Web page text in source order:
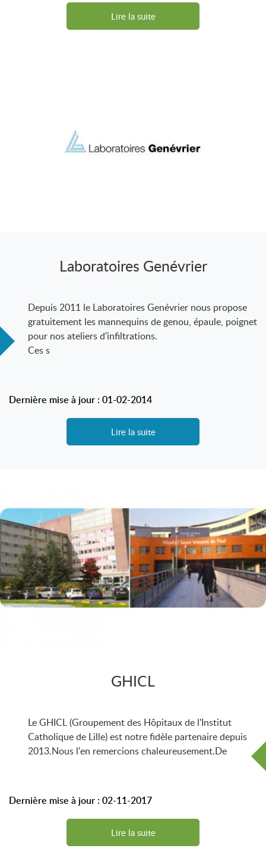
Lire la suite
Laboratoires Genévrier
Depuis 2011 le Laboratoires Genévrier nous propose
gratuitement les mannequins de genou, épaule, poignet
pour nos ateliers d'infiltrations.
Ces s
Dernière mise à jour : 01-02-2014
Lire la suite
GHICL
Le GHICL (Groupement des Hôpitaux de l'Institut
Catholique de Lille) est notre fidèle partenaire depuis
2013.Nous l'en remercions chaleureusement.De
Dernière mise à jour : 02-11-2017
Lire la suite